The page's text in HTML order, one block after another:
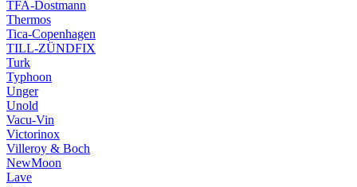
TFA-Dostmann
Thermos
Tica-Copenhagen
TILL-ZÜNDFIX
Turk
Typhoon
Unger
Unold
Vacu-Vin
Victorinox
Villeroy & Boch
NewMoon
Lave